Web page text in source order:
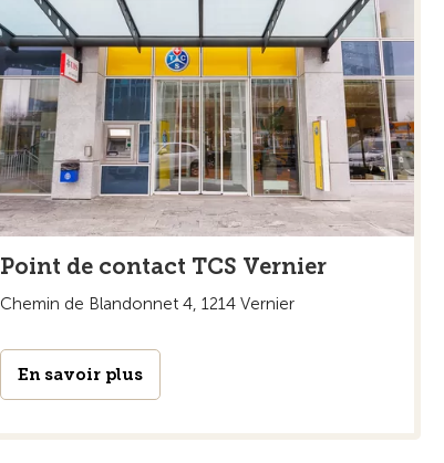
Point de contact TCS Vernier
Chemin de Blandonnet 4, 1214 Vernier
En savoir plus